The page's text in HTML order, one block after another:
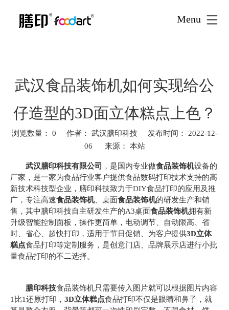
Menu
首页 新闻资讯 » 新闻资讯
武汉食品装
武汉食品装饰机如何实现给公
仔造型的3D面立体糕点上色？
浏览数量： 0 作者： 武汉膳印科技 发布时间： 2022-12-
06 来源： 本站
武汉膳印科技有限公司 ，是国内专业做食品装饰机设备的
厂家，是一家为食品行业客户提供食品数码打印技术支持的高
新技术科技型企业，膳印科技致力于DIY食品打印的应用及推
广，专注高速食品装饰机、桌面食品装饰机的研发生产和销
售，其中膳印科技自主研发生产的A3桌面食品装饰机拥有新
升级智能控制面板，操作更简单，电动调节、自动限高、省
时、省心、超快打印，适用于节日促销、为客户提供3D立体
糕点食品打印等定制服务，是创意门店、品牌展示店进行小批
量食品打印的不二选择。
膳印科技食品装饰机只需要传入图片就可以根据图片内容
1比1还原打印， 3D立体糕点食品打印不仅是眼睛和鼻子，就